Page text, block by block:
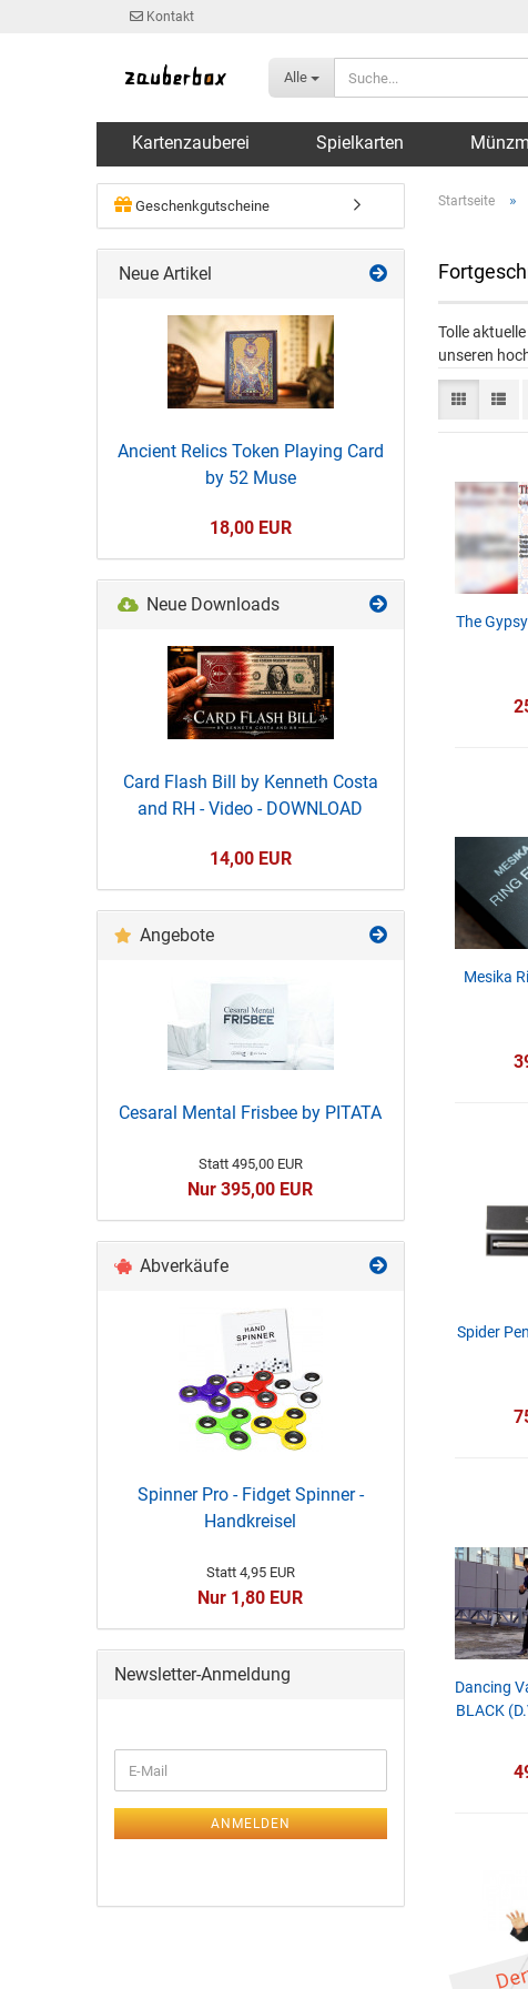
Kontakt
Alle
Kartenzauberei Spielkarten
Startseite »
Tolle
unseren
The
Mesika
Spider
Dancing
BLACK
Geschenkgutscheine
Neue Artikel
Ancient Relics Token Playing Card
by 52 Muse
18,00 EUR
Neue Downloads
Card Flash Bill by Kenneth Costa
and RH - Video - DOWNLOAD
14,00 EUR
Angebote
Cesaral Mental Frisbee by PITATA
Statt 495,00 EUR
Nur 395,00 EUR
Abverkäufe
Spinner Pro - Fidget Spinner -
Handkreisel
Statt 4,95 EUR
Nur 1,80 EUR
Newsletter-Anmeldung
ANMELDEN